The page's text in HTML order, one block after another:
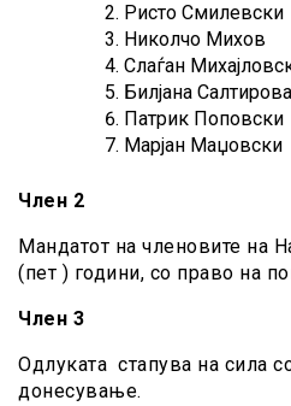
Ристо Смилевски
Николчо Михов
Слаѓан
Билјана Салтирова
Патрик Поповски
Марјан Маџовски
Член 2
Мандатот на членовите на
(пет ) години, со право на
Член 3
Одлуката стапува на сила
донесување.